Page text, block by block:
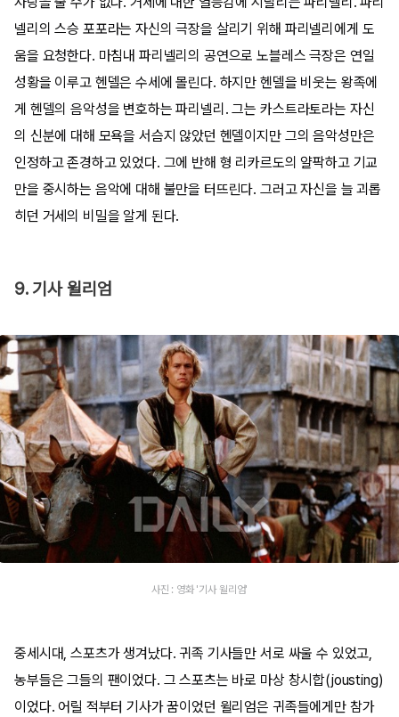
넬리의 스승 포포라는 자신의 극장을 살리기 위해 파리넬리에게 도
움을 요청한다. 마침내 파리넬리의 공연으로 노블레스 극장은 연일
성황을 이루고 헨델은 수세에 몰린다. 하지만 헨델을 비웃는 왕족에
게 헨델의 음악성을 변호하는 파리넬리. 그는 카스트라토라는 자신
의 신분에 대해 모욕을 서슴지 않았던 헨델이지만 그의 음악성만은
인정하고 존경하고 있었다. 그에 반해 형 리카르도의 얄팍하고 기교
만을 중시하는 음악에 대해 불만을 터뜨린다. 그러고 자신을 늘 괴롭
히던 거세의 비밀을 알게 된다.
9. 기사 윌리엄
사진 : 영화 '기사 윌리엄'
중세시대, 스포츠가 생겨났다. 귀족 기사들만 서로 싸울 수 있었고,
농부들은 그들의 팬이었다. 그 스포츠는 바로 마상 창시합(jousting)
이었다. 어릴 적부터 기사가 꿈이었던 윌리엄은 귀족들에게만 참가